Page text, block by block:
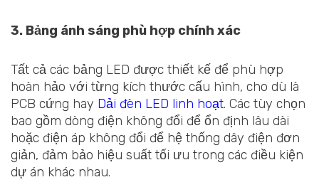
3. Bảng ánh sáng phù hợp chính xác
Tất cả các bảng LED được thiết kế để phù hợp
hoàn hảo với từng kích thước cấu hình, cho dù là
PCB cứng hay Dải đèn LED linh hoạt. Các tùy chọn
bao gồm dòng điện không đổi để ổn định lâu dài
hoặc điện áp không đổi để hệ thống dây điện đơn
giản, đảm bảo hiệu suất tối ưu trong các điều kiện
dự án khác nhau.